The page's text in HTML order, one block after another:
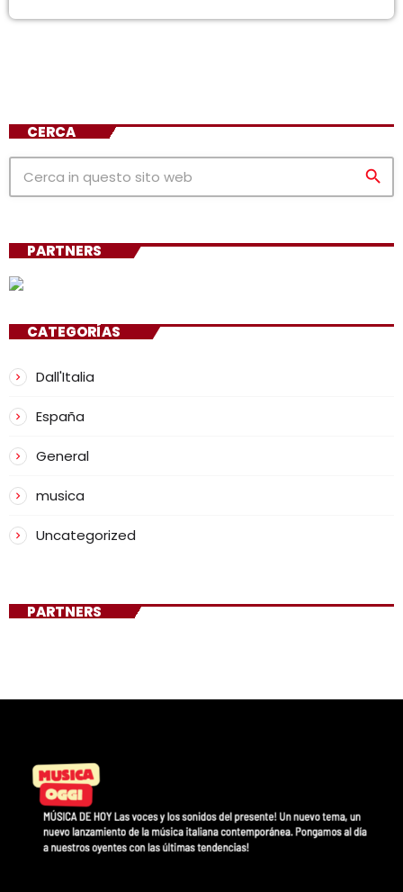
CERCA
search
PARTNERS
CATEGORÍAS
Dall'Italia
España
General
musica
Uncategorized
PARTNERS